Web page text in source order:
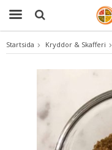
Produkten
Startsida Kryddor & Skafferi